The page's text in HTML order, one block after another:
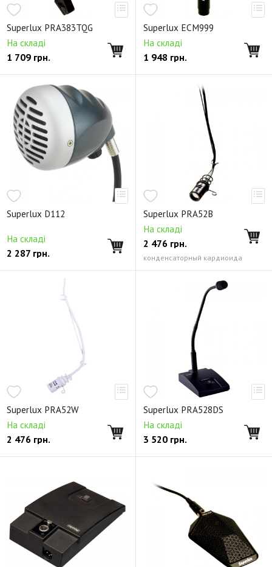
Superlux PRA383TQG
На складі
1 709 грн.
Superlux ECM999
На складі
1 948 грн.
Superlux D112
На складі
2 287 грн.
Superlux PRA52B
На складі
2 476 грн.
конденсаторный кардиоида
Superlux PRA52W
На складі
2 476 грн.
Superlux PRA528DS
На складі
3 520 грн.